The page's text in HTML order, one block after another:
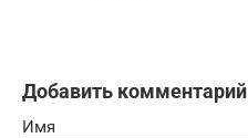
Добавить комментарий
Имя